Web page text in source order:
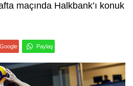
maçında Halkbank’ı konuk
Google Paylaş